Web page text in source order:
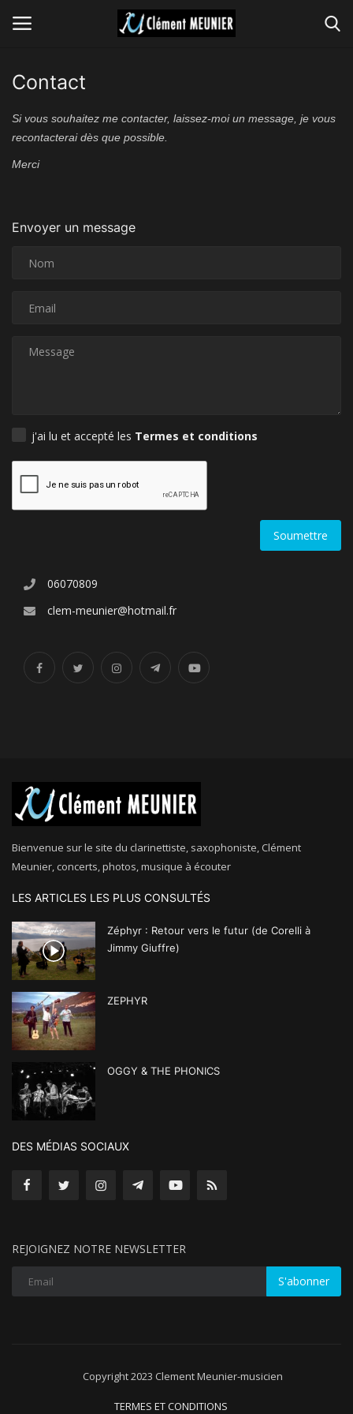
Connexion
GROUPES
VIDEOS
MUSIQUES
PRESSE
Contact
Si vous souhaitez me contacter, laissez-moi un message, je vous
recontacterai dès que possible.
Merci
Envoyer un message
j'ai lu et accepté les Termes et conditions
Soumettre
06070809
clem-meunier@hotmail.fr
Bienvenue sur le site du clarinettiste, saxophoniste, Clément
Meunier, concerts, photos, musique à écouter
LES ARTICLES LES PLUS CONSULTÉS
Zéphyr : Retour vers le futur (de Corelli à
Jimmy Giuffre)
ZEPHYR
OGGY & THE PHONICS
DES MÉDIAS SOCIAUX
REJOIGNEZ NOTRE NEWSLETTER
S'abonner
Copyright 2023 Clement Meunier-musicien
TERMES ET CONDITIONS